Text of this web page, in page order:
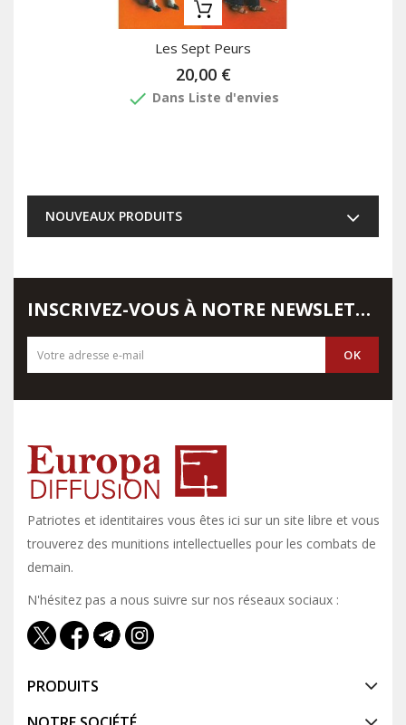
Les Sept Peurs
20,00 €
done Dans Liste d'envies
NOUVEAUX PRODUITS
INSCRIVEZ-VOUS À NOTRE NEWSLETTER
Patriotes et identitaires vous êtes ici sur un site libre et vous y
trouverez des munitions intellectuelles pour les combats de
demain.
N'hésitez pas a nous suivre sur nos réseaux sociaux :
PRODUITS